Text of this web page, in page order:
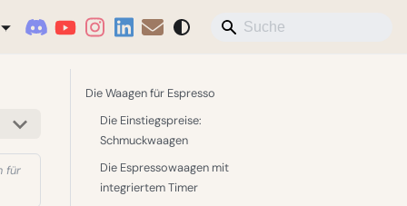
für
Die Waagen für Espresso
Die Einstiegspreise:
Schmuckwaagen
Die Espressowaagen mit
integriertem Timer